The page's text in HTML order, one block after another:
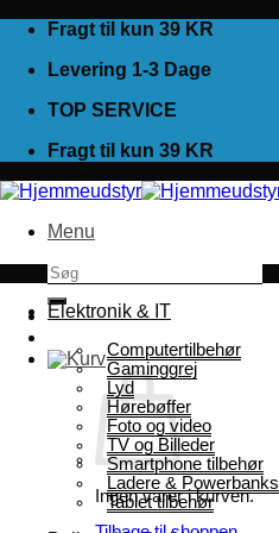
Fortsæt
indhold
Fragt til kun 39 KR
Levering 1-3 Dage
TOP SERVICE
Fragt til kun 39 KR
Menu
Søg
efter:
Ingen varer i kurven.
Elektronik & IT
Computertilbehør
Gaminggrej
Lyd
Hørebøffer
Foto og video
TV og Billeder
Smartphone tilbehør
Ladere & Powerbanks
Tablet tilbehør